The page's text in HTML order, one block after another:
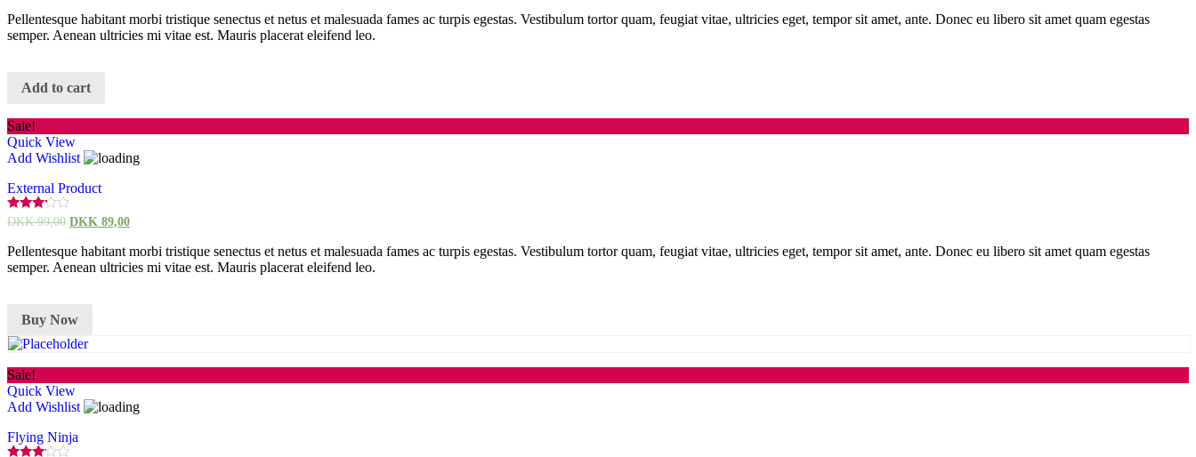
out of
5
Pellentesque habitant morbi tristique senectus et netus et malesuada fames ac turpis egestas. Vestibulum tortor quam, feugiat vitae, ultricies eget, tempor sit amet, ante. Donec eu libero sit amet quam egestas
semper. Aenean ultricies mi vitae est. Mauris placerat eleifend leo.
Add to cart
Sale!
Quick View
Add Wishlist
External Product
Rated
5
DKK99,00 DKK 89,00
Pellentesque habitant morbi tristique senectus et netus et malesuada fames ac turpis egestas. Vestibulum tortor quam, feugiat vitae, ultricies eget, tempor sit amet, ante. Donec eu libero sit amet quam egestas
semper. Aenean ultricies mi vitae est. Mauris placerat eleifend leo.
Buy Now
Sale!
Quick View
Add Wishlist
Flying Ninja